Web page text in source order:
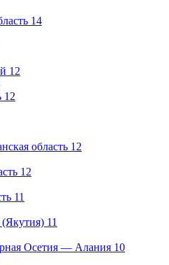
14
12
12
область 12
12
11
(Якутия) 11
Осетия — Алания 10